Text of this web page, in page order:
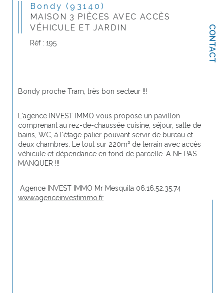
CONTACT
Bondy (93140)
MAISON 3 PIÈCES AVEC ACCÈS
VÉHICULE ET JARDIN
Réf : 195
Bondy proche Tram, très bon secteur !!!
L'agence INVEST IMMO vous propose un pavillon
comprenant au rez-de-chaussée cuisine, séjour, salle de
bains, WC, à l'étage palier pouvant servir de bureau et
deux chambres. Le tout sur 220m² de terrain avec accès
véhicule et dépendance en fond de parcelle. A NE PAS
MANQUER !!!
Agence INVEST IMMO Mr Mesquita 06.16.52.35.74
www.agenceinvestimmo.fr